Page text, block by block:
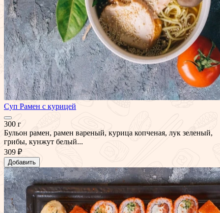
Суп Рамен с курицей
300 г
Бульон рамен, рамен вареный, курица копченая, лук зеленый,
грибы, кунжут белый...
309 ₽
Добавить